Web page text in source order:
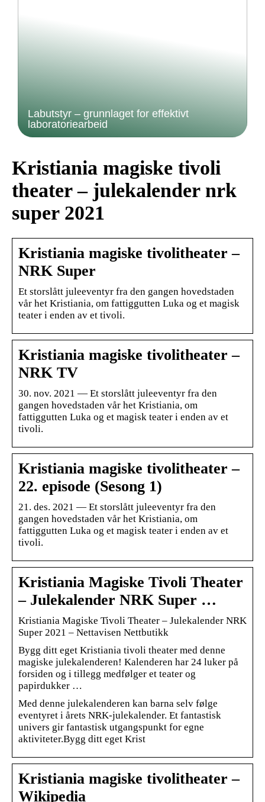
Labutstyr – grunnlaget for effektivt
laboratoriearbeid
Kristiania magiske tivoli
theater – julekalender nrk
super 2021
Kristiania magiske tivolitheater –
NRK Super
Et storslått juleeventyr fra den gangen hovedstaden
vår het Kristiania, om fattiggutten Luka og et magisk
teater i enden av et tivoli.
Kristiania magiske tivolitheater –
NRK TV
30. nov. 2021 — Et storslått juleeventyr fra den
gangen hovedstaden vår het Kristiania, om
fattiggutten Luka og et magisk teater i enden av et
tivoli.
Kristiania magiske tivolitheater –
22. episode (Sesong 1)
21. des. 2021 — Et storslått juleeventyr fra den
gangen hovedstaden vår het Kristiania, om
fattiggutten Luka og et magisk teater i enden av et
tivoli.
Kristiania Magiske Tivoli Theater
– Julekalender NRK Super …
Kristiania Magiske Tivoli Theater – Julekalender NRK
Super 2021 – Nettavisen Nettbutikk
Bygg ditt eget Kristiania tivoli theater med denne
magiske julekalenderen! Kalenderen har 24 luker på
forsiden og i tillegg medfølger et teater og
papirdukker …
Med denne julekalenderen kan barna selv følge
eventyret i årets NRK-julekalender. Et fantastisk
univers gir fantastisk utgangspunkt for egne
aktiviteter.Bygg ditt eget Krist
Kristiania magiske tivolitheater –
Wikipedia